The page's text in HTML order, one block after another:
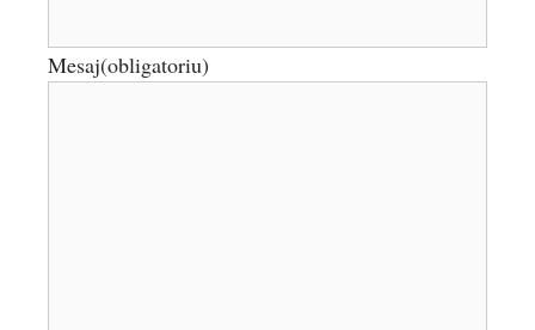
Mesaj(obligatoriu)